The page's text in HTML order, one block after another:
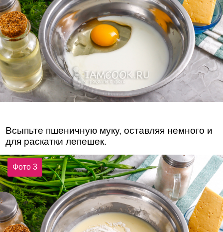
Всыпьте пшеничную муку, оставляя немного и
для раскатки лепешек.
Фото 3